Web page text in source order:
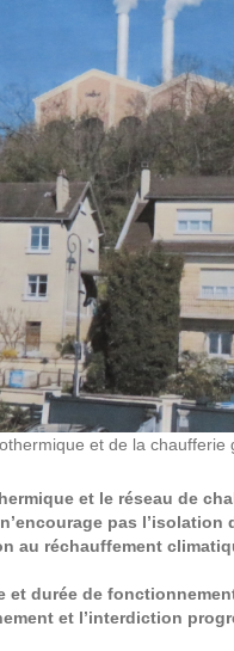
et de la chaufferie
et le réseau de
pas l’isolation
au réchauffement
et durée de
et l’interdiction